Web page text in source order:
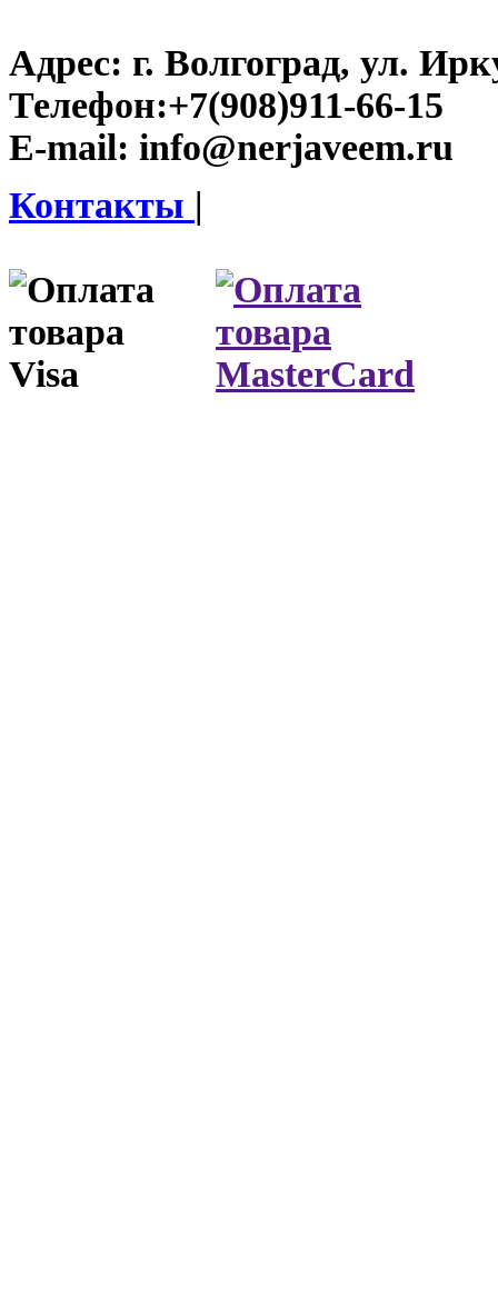
Адрес: г. Волгоград, ул.
Телефон:+7(908)911-66-15
E-mail: info@nerjaveem.ru
Контакты |